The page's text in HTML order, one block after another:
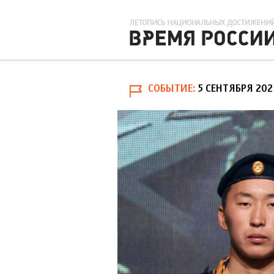
СОБЫТИЕ 5 СЕНТЯБРЯ